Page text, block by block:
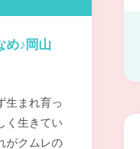
め♪岡山
生まれ育っ
く生きてい
がクムレの